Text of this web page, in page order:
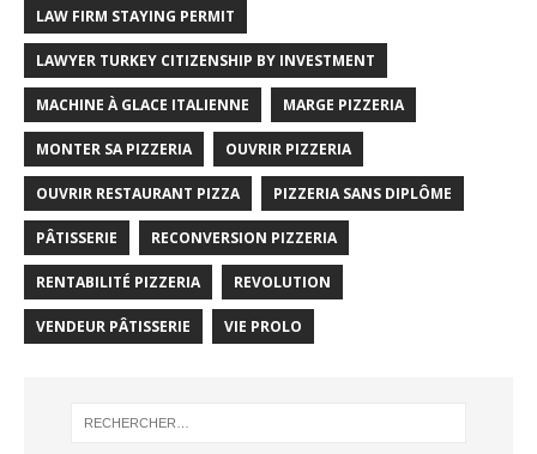
LAW FIRM STAYING PERMIT
LAWYER TURKEY CITIZENSHIP BY INVESTMENT
MACHINE À GLACE ITALIENNE MARGE PIZZERIA
MONTER SA PIZZERIA OUVRIR PIZZERIA
OUVRIR RESTAURANT PIZZA PIZZERIA SANS DIPLÔME
PÂTISSERIE RECONVERSION PIZZERIA
RENTABILITÉ PIZZERIA REVOLUTION
VENDEUR PÂTISSERIE VIE PROLO